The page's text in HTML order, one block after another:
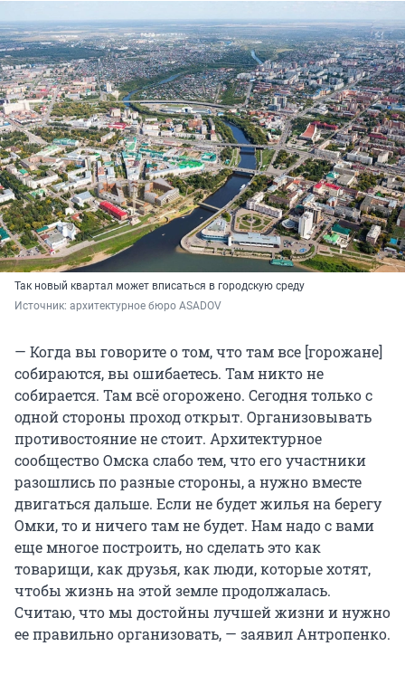
Так новый квартал может вписаться в городскую среду
Источник: архитектурное бюро ASADOV
— Когда вы говорите о том, что там все [горожане]
собираются, вы ошибаетесь. Там никто не
собирается. Там всё огорожено. Сегодня только с
одной стороны проход открыт. Организовывать
противостояние не стоит. Архитектурное
сообщество Омска слабо тем, что его участники
разошлись по разные стороны, а нужно вместе
двигаться дальше. Если не будет жилья на берегу
Омки, то и ничего там не будет. Нам надо с вами
еще многое построить, но сделать это как
товарищи, как друзья, как люди, которые хотят,
чтобы жизнь на этой земле продолжалась.
Считаю, что мы достойны лучшей жизни и нужно
ее правильно организовать, — заявил Антропенко.